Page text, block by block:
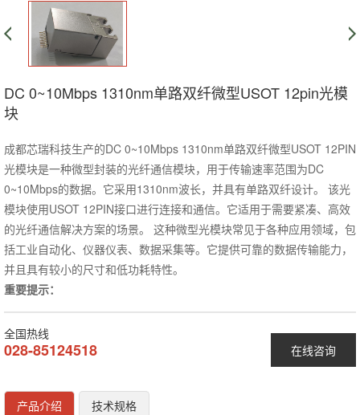
DC 0~10Mbps 1310nm单路双纤微型USOT 12pin光模
块
成都芯瑞科技生产的DC 0~10Mbps 1310nm单路双纤微型USOT 12PIN
光模块是一种微型封装的光纤通信模块，用于传输速率范围为DC
0~10Mbps的数据。它采用1310nm波长，并具有单路双纤设计。 该光
模块使用USOT 12PIN接口进行连接和通信。它适用于需要紧凑、高效
的光纤通信解决方案的场景。 这种微型光模块常见于各种应用领域，包
括工业自动化、仪器仪表、数据采集等。它提供可靠的数据传输能力，
并且具有较小的尺寸和低功耗特性。
重要提示：
在线咨询
全国热线
028-85124518
产品介绍 技术规格